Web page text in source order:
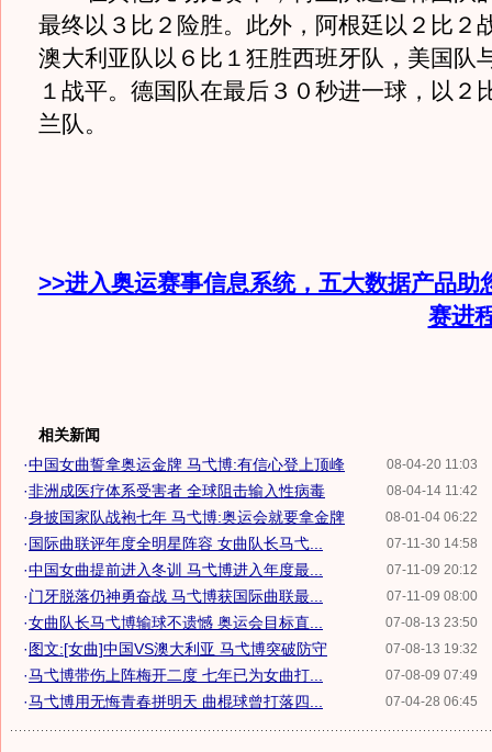
最终以３比２险胜。此外，阿根廷以２比２
澳大利亚队以６比１狂胜西班牙队，美国队
１战平。德国队在最后３０秒进一球，以２
兰队。
>>进入奥运赛事信息系统，五大数据产品助
赛进
相关新闻
08-04-20 11:03
·中国女曲誓拿奥运金牌 马弋博:有信心登上顶峰
08-04-14 11:42
·非洲成医疗体系受害者 全球阻击输入性病毒
08-01-04 06:22
·身披国家队战袍七年 马弋博:奥运会就要拿金牌
07-11-30 14:58
·国际曲联评年度全明星阵容 女曲队长马弋...
07-11-09 20:12
·中国女曲提前进入冬训 马弋博进入年度最...
07-11-09 08:00
·门牙脱落仍神勇奋战 马弋博获国际曲联最...
07-08-13 23:50
·女曲队长马弋博输球不遗憾 奥运会目标直...
07-08-13 19:32
·图文:[女曲]中国VS澳大利亚 马弋博突破防守
07-08-09 07:49
·马弋博带伤上阵梅开二度 七年已为女曲打...
07-04-28 06:45
·马弋博用无悔青春拼明天 曲棍球曾打落四...